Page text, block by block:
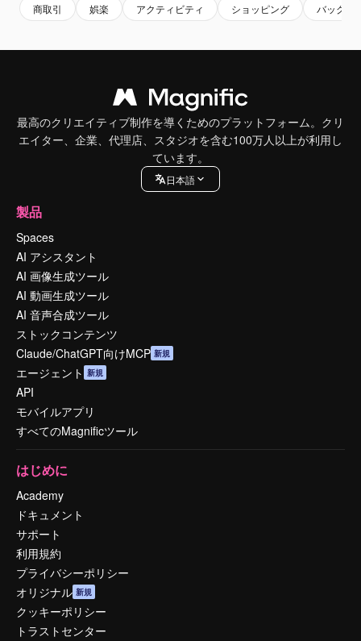
商取引 娯楽 アクティビティ ショッピング バッグ
最高のクリエイティブ制作を導くためのプラットフォーム。クリ
エイター、企業、代理店、スタジオを含む100万人以上が利用し
ています。
日本語
製品
Spaces
AI アシスタント
AI 画像生成ツール
AI 動画生成ツール
AI 音声合成ツール
ストックコンテンツ
Claude/ChatGPT向けMCP 新規
エージェント 新規
API
モバイルアプリ
すべてのMagnificツール
はじめに
Academy
ドキュメント
サポート
利用規約
プライバシーポリシー
オリジナル 新規
クッキーポリシー
トラストセンター